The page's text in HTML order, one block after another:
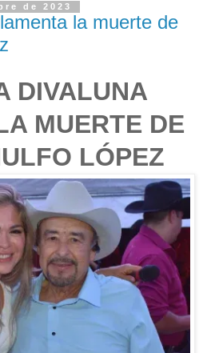
de 2023
la muerte de
DIVALUNA
MUERTE DE
LÓPEZ